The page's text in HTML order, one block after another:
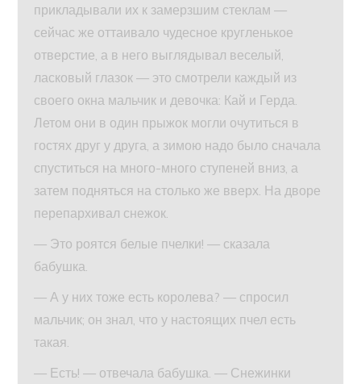
прикладывали их к замерзшим стеклам —
сейчас же оттаивало чудесное кругленькое
отверстие, а в него выглядывал веселый,
ласковый глазок — это смотрели каждый из
своего окна мальчик и девочка: Кай и Герда.
Летом они в один прыжок могли очутиться в
гостях друг у друга, а зимою надо было сначала
спуститься на много-много ступеней вниз, а
затем подняться на столько же вверх. На дворе
перепархивал снежок.
— Это роятся белые пчелки! — сказала
бабушка.
— А у них тоже есть королева? — спросил
мальчик; он знал, что у настоящих пчел есть
такая.
— Есть! — отвечала бабушка. — Снежинки